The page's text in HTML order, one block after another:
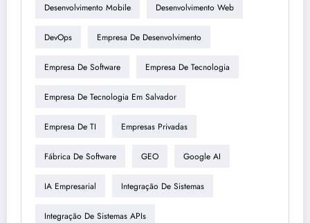
Desenvolvimento Mobile Desenvolvimento Web
DevOps Empresa De Desenvolvimento
Empresa De Software Empresa De Tecnologia
Empresa De Tecnologia Em Salvador
Empresa De TI Empresas Privadas
Fábrica De Software GEO Google AI
IA Empresarial Integração De Sistemas
Integração De Sistemas APIs